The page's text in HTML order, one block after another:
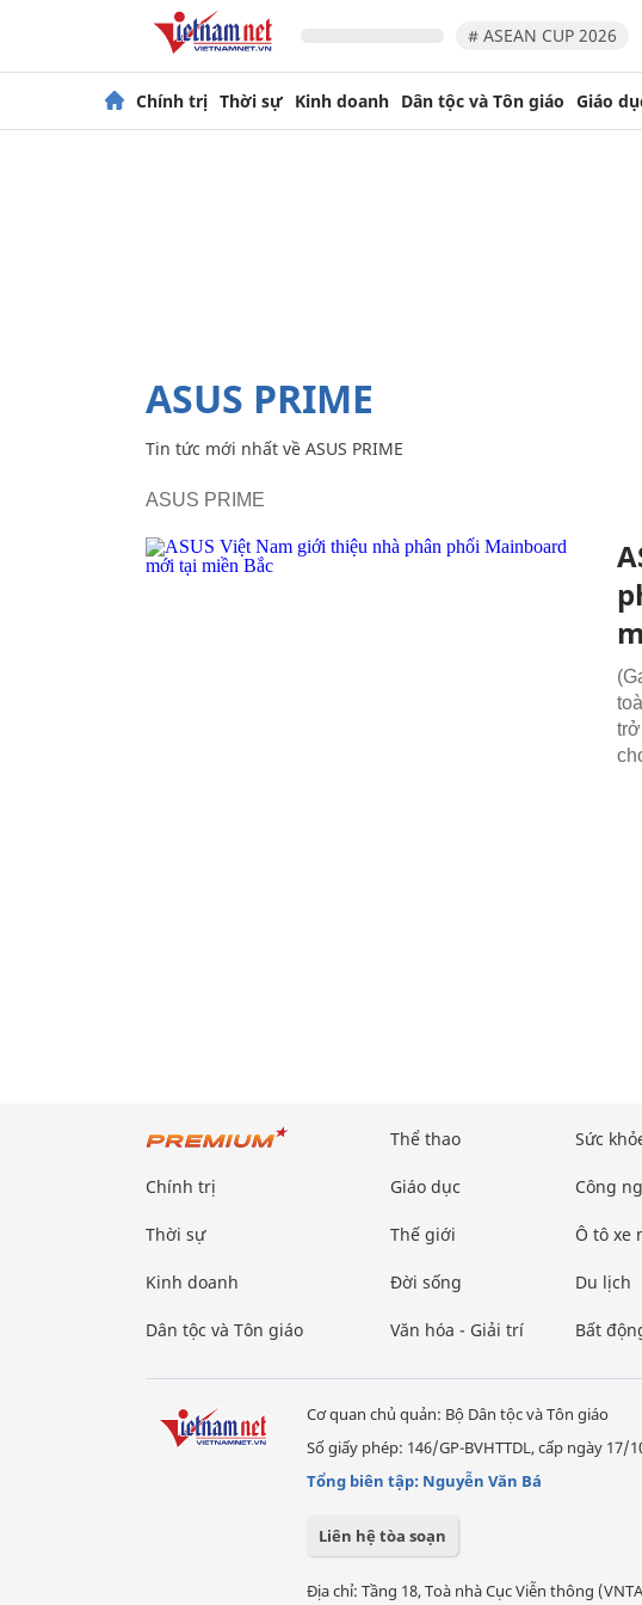
# ASEAN CUP 2026
Chính trị Thời sự Kinh doanh Dân tộc và Tôn giáo Giáo
ASUS PRIME
Tin tức mới nhất về ASUS PRIME
ASUS PRIME
Chính trị
Thời sự
Kinh doanh
Dân tộc và Tôn giáo
Thể thao
Giáo dục
Thế giới
Đời sống
Văn hóa - Giải trí
Sức
Công
Ô tô xe
Du lịch
Bất
Cơ quan chủ quản: Bộ Dân tộc và Tôn giáo
Số giấy phép: 146/GP-BVHTTDL, cấp ngày 17/
Tổng biên tập: Nguyễn Văn Bá
Liên hệ tòa soạn
Địa chỉ: Tầng 18, Toà nhà Cục Viễn thông